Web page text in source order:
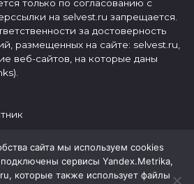
только по согласованию с
на selvest.ru запрещается.
за достоверность
размещенных на сайте: selvest.ru,
веб-сайтов, на которые даны
сайта мы используем cookies
подключены сервисы Yandex.Metrika,
которые также использует файлы